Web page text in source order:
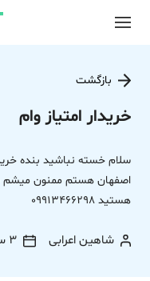
بازگشت
خریدار امتیاز وام
سلام خسته نباشید بنده
اصفهان هستم ممنون میشم
هستید 09913466298
شاهین اعرابی 3 سال پیش